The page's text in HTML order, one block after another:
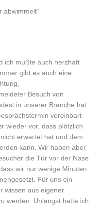
abwimmelt“
ich mußte auch herzhaft
gibt es auch eine
Besuch von
in unserer Branche hat
vereinbart
wieder vor, dass plötzlich
erwartet hat und dem
kann. Wir haben aber
die Tür vor der Nase
wir nur wenige Minuten
Für uns ein
wissen aus eigener
werden. Unlängst hatte ich